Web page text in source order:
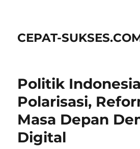
CEPAT-
Politik
Polarisasi,
Masa Depan
Digital